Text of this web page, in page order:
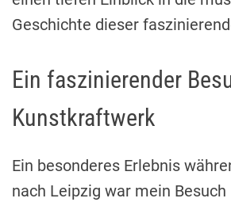
Geschichte dieser
Ein faszinierender
Kunstkraftwerk
Ein besonderes Erlebnis
nach Leipzig war mein Besuch